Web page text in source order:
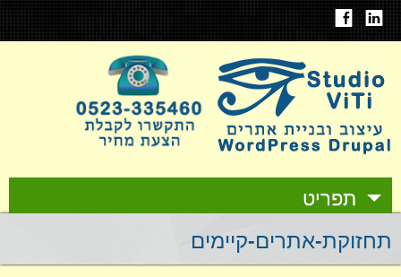
תפריט
אודות
תחזוקת-אתרים-קיימים